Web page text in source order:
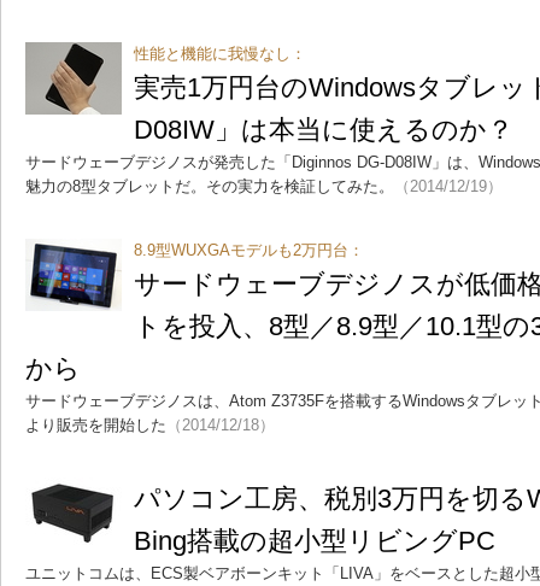
性能と機能に我慢なし：
実売1万円台のWindowsタブレッ
D08IW」は本当に使えるのか？
サードウェーブデジノスが発売した「Diginnos DG-D08IW」は、
魅力の8型タブレットだ。その実力を検証してみた。
（2014/12/19）
8.9型WUXGAモデルも2万円台：
サードウェーブデジノスが低価
トを投入、8型／8.9型／10.1型
から
サードウェーブデジノスは、Atom Z3735Fを搭載するWindowsタブレッ
より販売を開始した （2014/12/18）
パソコン工房、税別3万円を切る
Bing搭載の超小型リビングPC
ユニットコムは、ECS製ベアボーンキット「LIVA」をベースとした超小